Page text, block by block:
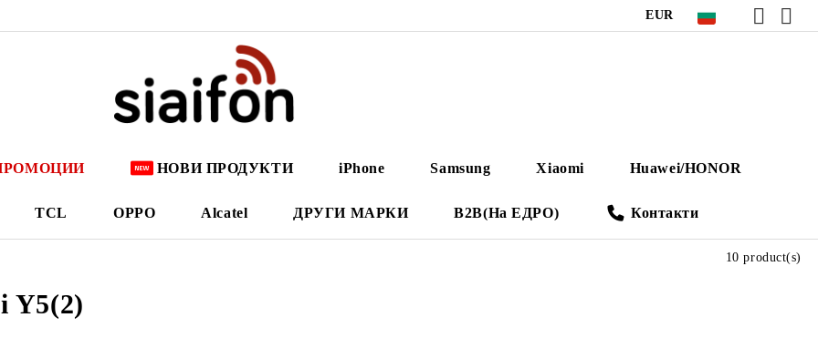
EUR
НОВИ ПРОДУКТИ iPhone Samsung Xiaomi Huawei/HONOR
TCL OPPO Alcatel ДРУГИ МАРКИ B2B(На ЕДРО) Контакти
Y5(2)
10 product(s)